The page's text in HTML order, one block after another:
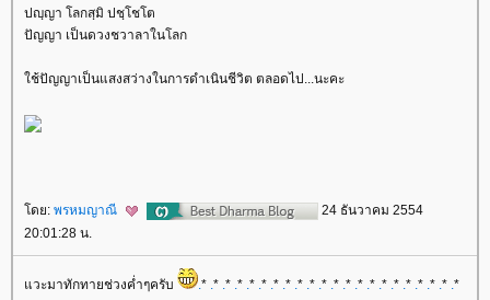
ปญฺญา โลกสฺมิ ปชฺโชโต
ปัญญา เป็นดวงชวาลาในโลก
ช้ปัญญาเป็นแสงสว่างในการดำเนินชีวิต ตลอดไป...นะคะ
ดย: พรหมญาณี
24 ธันวาคม 2554
20:01:28 น.
วะมาทักทายช่วงค่ำๆครับ .* .* .* .* .* .* .* .* .* .* .* .* .* .* .* .* .* .* .* .* .* .*